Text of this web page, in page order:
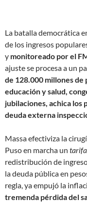
La batalla democrática
de los ingresos
y monitoreado por el
ajuste se procesa a un
de 128.000 millones de
educación y salud,
jubilaciones, achica los
deuda externa
Massa efectiviza la
Puso en marcha un
redistribución de
la deuda pública en
regla, ya empujó la
tremenda pérdida del